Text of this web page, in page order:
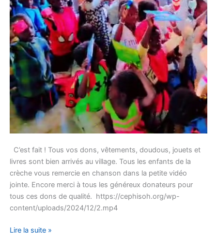
C’est fait ! Tous vos dons, vêtements, doudous, jouets et
livres sont bien arrivés au village. Tous les enfants de la
crèche vous remercie en chanson dans la petite vidéo
jointe. Encore merci à tous les généreux donateurs pour
tous ces dons de qualité. https://cephisoh.org/wp-
content/uploads/2024/12/2.mp4
de
SENO
BOUSSOBE
Lire la suite »